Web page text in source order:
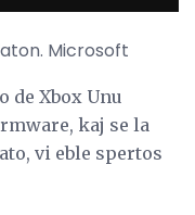
Microsoft
de Xbox Unu
kaj se la
vi eble spertos